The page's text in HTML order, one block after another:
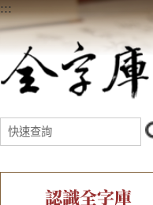
:::
認識全字庫